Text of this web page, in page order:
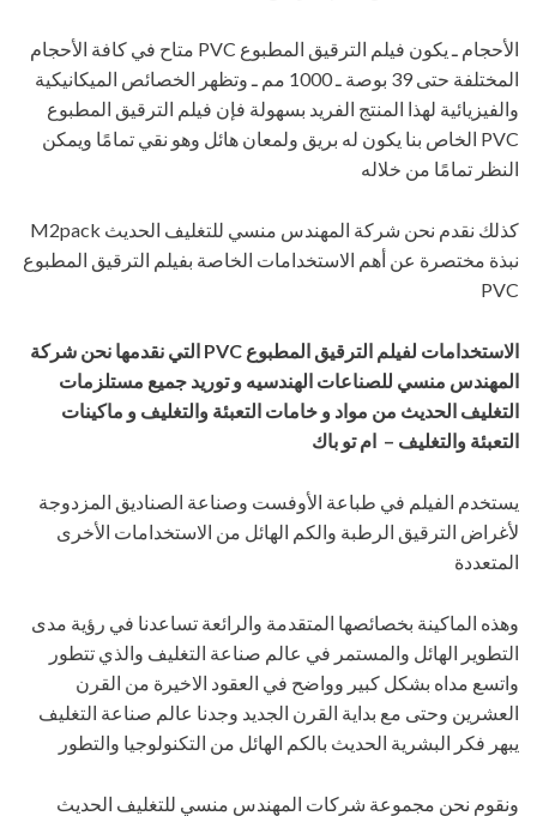
الأحجام ـ يكون فيلم الترقيق المطبوع PVC متاح في كافة الأحجام
المختلفة حتى 39 بوصة ـ 1000 مم ـ وتظهر الخصائص الميكانيكية
والفيزيائية لهذا المنتج الفريد بسهولة فإن فيلم الترقيق المطبوع
PVC الخاص بنا يكون له بريق ولمعان هائل وهو نقي تمامًا ويمكن
النظر تمامًا من خلاله
نبذة مختصرة عن أهم الاستخدامات الخاصة بفيلم الترقيق المطبوع
PVC
الاستخدامات لفيلم الترقيق المطبوع PVC التي نقدمها نحن شركة
المهندس منسي للصناعات الهندسيه و توريد جميع مستلزمات
التغليف الحديث من مواد و خامات التعبئة والتغليف و ماكينات
التعبئة والتغليف – ام تو باك
يستخدم الفيلم في طباعة الأوفست وصناعة الصناديق المزدوجة
لأغراض الترقيق الرطبة والكم الهائل من الاستخدامات الأخرى
المتعددة
وهذه الماكينة بخصائصها المتقدمة والرائعة تساعدنا في رؤية مدى
التطوير الهائل والمستمر في عالم صناعة التغليف والذي تتطور
واتسع مداه بشكل كبير وواضح في العقود الاخيرة من القرن
العشرين وحتى مع بداية القرن الجديد وجدنا عالم صناعة التغليف
يبهر فكر البشرية الحديث بالكم الهائل من التكنولوجيا والتطور
ونقوم نحن مجموعة شركات المهندس منسي للتغليف الحديث